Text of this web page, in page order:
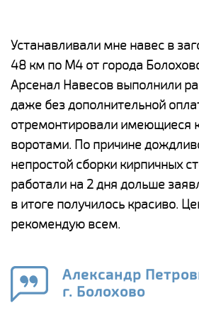
Устанавливали мне навес в
48 км по М4 от города
Арсенал Навесов выполнили
даже без дополнительной
отремонтировали имеющиеся
воротами. По причине
непростой сборки кирпичных
работали на 2 дня дольше
в итоге получилось красиво.
рекомендую всем.
Александр
г. Болохово